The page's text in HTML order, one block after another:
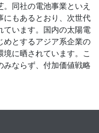
同社の電池事業といえ
にもあるとおり、次世代
ています。国内の太陽電
めとするアジア系企業の
に晒されています。こ
みならず、付加価値戦略